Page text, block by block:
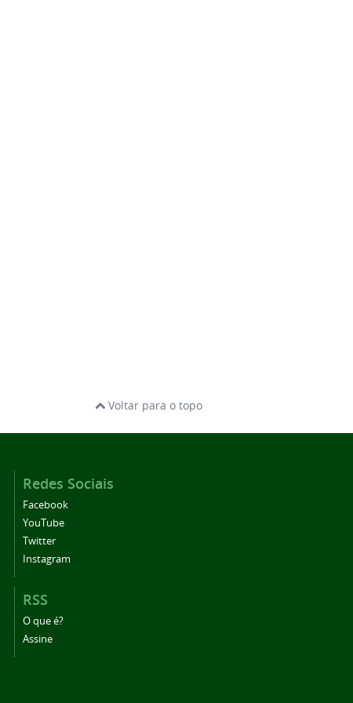
Voltar para o topo
Redes Sociais
Facebook
YouTube
Twitter
Instagram
RSS
O que é?
Assine